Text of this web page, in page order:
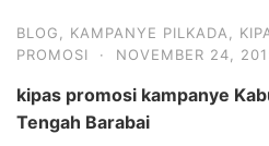
BLOG KAMPANYE PILKADA
PROMOSI
· NOVEMBER 24,
kipas promosi kampanye
Tengah Barabai